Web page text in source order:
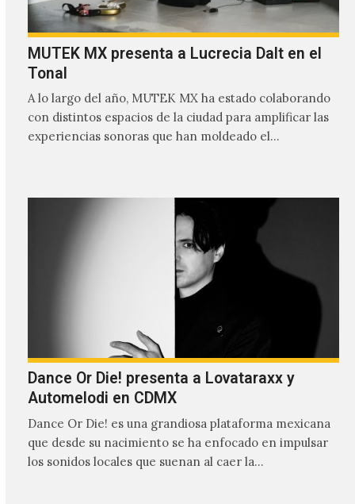
MUTEK MX presenta a Lucrecia Dalt en el
Tonal
A lo largo del año, MUTEK MX ha estado colaborando
con distintos espacios de la ciudad para amplificar las
experiencias sonoras que han moldeado el…
Dance Or Die! presenta a Lovataraxx y
Automelodi en CDMX
Dance Or Die! es una grandiosa plataforma mexicana
que desde su nacimiento se ha enfocado en impulsar
los sonidos locales que suenan al caer la…